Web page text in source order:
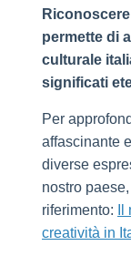
permette di
culturale
significati
Per
affascinante
diverse
nostro
riferimento:
creatività in